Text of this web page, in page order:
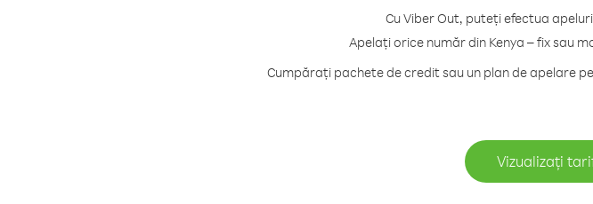
Cu Viber Out, puteți efectua
Apelați orice număr din Kenya – fix sau
Cumpărați pachete de credit sau un plan de apelare
Vizualizați